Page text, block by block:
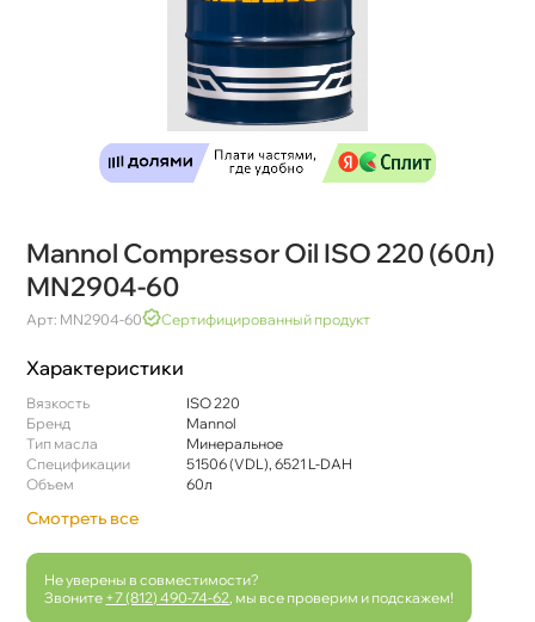
Mannol Compressor Oil ISO 220 (60л)
MN2904-60
Арт: MN2904-60 Сертифицированный продукт
Характеристики
язкость
ISO 220
Бренд
Mannol
Тип масла
Минеральное
Спецификации
51506 (VDL), 6521 L-DAH
Объем
60л
Смотреть все
Не уверены в совместимости?
Звоните +7 (812) 490-74-62 , мы все проверим и подскажем!